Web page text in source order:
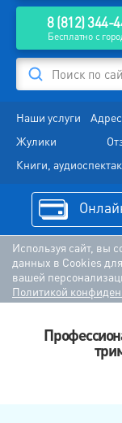
8 (812) 344-
Бесплатно с
Поиск по
Наши услуги
Жулики
Книги,
Используя сайт, вы
данных в Cookies
вашей
Политикой